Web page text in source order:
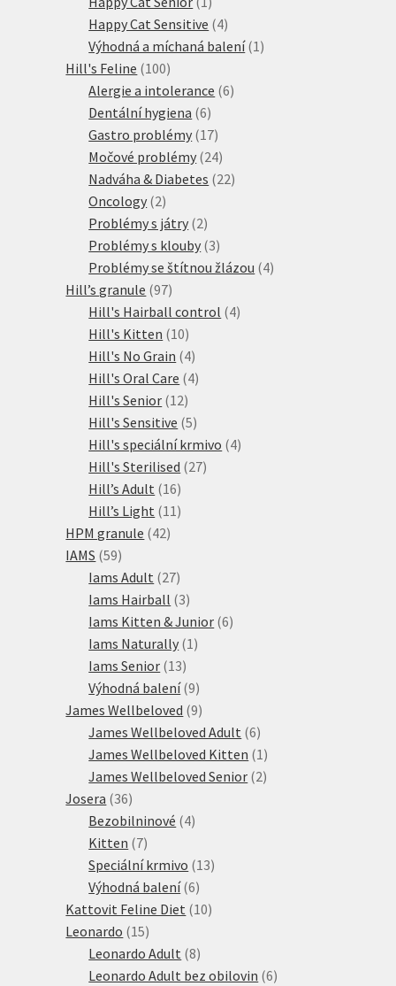
produkt
Happy Cat Sensitive 44
produkty
Výhodná a míchaná balení 1 1
Hill's Feline 100100
produktů
Alergie a intolerance 66
Dentální hygiena 66
produktů
Gastro problémy 1717
produktů
Močové problémy 2424
produktů
Nadváha & Diabetes 2222
Oncology 22
produkty
Problémy s játry 22
produkty
Problémy s klouby 33
produkty
Problémy se štítnou žlázou 44
Hill’s granule 9797
produktů
Hill's Hairball control 44
Hill's Kitten 1010
produktů
Hill's No Grain 44
produkty
Hill's Oral Care 44
Hill's Senior 1212
produktů
Hill's Sensitive 55
produktů
Hill's speciální krmivo 44
Hill's Sterilised 2727
Hill’s Adult 1616
produktů
Hill’s Light 11 11
HPM granule 4242
IAMS 5959
produktů
Iams Adult 2727
produktů
Iams Hairball 33
produkty
Iams Kitten & Junior 66
Iams Naturally 1 1
Iams Senior 1313
produktů
Výhodná balení 99
produktů
James Wellbeloved 99
produktů
James Wellbeloved Adult 66
produktů
James Wellbeloved Kitten 1 1
produkt
James Wellbeloved Senior 22
Josera 3636
produktů
Bezobilninové 44
Kitten 77
produktů
Speciální krmivo 1313
Výhodná balení 66
produktů
Kattovit Feline Diet 1010
Leonardo 1515
produktů
Leonardo Adult 88
produktů
Leonardo Adult bez obilovin 66